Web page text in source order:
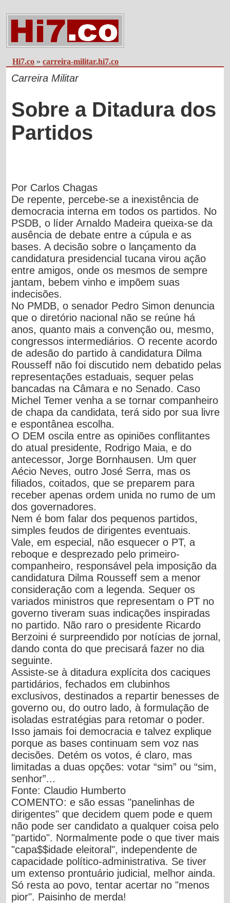
Hi7.co »carreira-militar.hi7.co
Carreira Militar
Sobre a Ditadura dos
Partidos
Por Carlos Chagas
De repente, percebe-se a inexistência de
democracia interna em todos os partidos. No
PSDB, o líder Arnaldo Madeira queixa-se da
ausência de debate entre a cúpula e as
bases. A decisão sobre o lançamento da
candidatura presidencial tucana virou ação
entre amigos, onde os mesmos de sempre
jantam, bebem vinho e impõem suas
indecisões.
No PMDB, o senador Pedro Simon denuncia
que o diretório nacional não se reúne há
anos, quanto mais a convenção ou, mesmo,
congressos intermediários. O recente acordo
de adesão do partido à candidatura Dilma
Rousseff não foi discutido nem debatido pelas
representações estaduais, sequer pelas
bancadas na Câmara e no Senado. Caso
Michel Temer venha a se tornar companheiro
de chapa da candidata, terá sido por sua livre
e espontânea escolha.
O DEM oscila entre as opiniões conflitantes
do atual presidente, Rodrigo Maia, e do
antecessor, Jorge Bornhausen. Um quer
Aécio Neves, outro José Serra, mas os
filiados, coitados, que se preparem para
receber apenas ordem unida no rumo de um
dos governadores.
Nem é bom falar dos pequenos partidos,
simples feudos de dirigentes eventuais.
Vale, em especial, não esquecer o PT, a
reboque e desprezado pelo primeiro-
companheiro, responsável pela imposição da
candidatura Dilma Rousseff sem a menor
consideração com a legenda. Sequer os
variados ministros que representam o PT no
governo tiveram suas indicações inspiradas
no partido. Não raro o presidente Ricardo
Berzoini é surpreendido por notícias de jornal,
dando conta do que precisará fazer no dia
seguinte.
Assiste-se à ditadura explícita dos caciques
partidários, fechados em clubinhos
exclusivos, destinados a repartir benesses de
governo ou, do outro lado, à formulação de
isoladas estratégias para retomar o poder.
Isso jamais foi democracia e talvez explique
porque as bases continuam sem voz nas
decisões. Detém os votos, é claro, mas
limitadas a duas opções: votar “sim” ou “sim,
senhor”...
Fonte: Claudio Humberto
COMENTO: e são essas "panelinhas de
dirigentes" que decidem quem pode e quem
não pode ser candidato a qualquer coisa pelo
"partido". Normalmente pode o que tiver mais
"capa$$idade eleitoral", independente de
capacidade político-administrativa. Se tiver
um extenso prontuário judicial, melhor ainda.
Só resta ao povo, tentar acertar no "menos
pior". Paisinho de merda!